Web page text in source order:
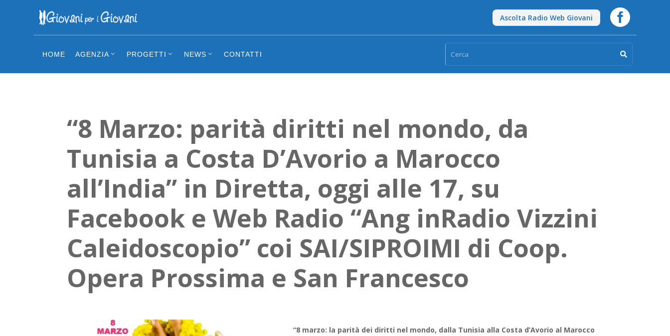
Ascolta Radio Web Giovani 
HOME AGENZIA PROGETTI NEWS CONTATTI 
“8 Marzo: parità diritti nel mondo, da
Tunisia a Costa D’Avorio a Marocco
all’India” in Diretta, oggi alle 17, su
Facebook e Web Radio “Ang inRadio Vizzini
Caleidoscopio” coi SAI/SIPROIMI di Coop.
Opera Prossima e San Francesco
“8 marzo: la parità dei diritti nel mondo, dalla Tunisia alla Costa d’Avorio al Marocco